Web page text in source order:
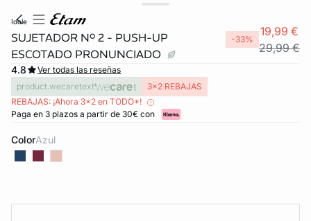
idole
SUJETADOR Nº 2 - PUSH-UP
ESCOTADO PRONUNCIADO
-33%
19,99 €
29,99 €
4.8
Ver todas las reseñas
product.wecaretext
3x2 REBAJAS
REBAJAS: ¡Ahora 3x2 en TODO*!
Paga en 3 plazos a partir de 30€ con
Color azul